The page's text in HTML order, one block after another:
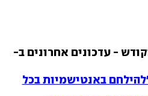
- עדכונים אחרונים ב-
באנטישמיות בכל